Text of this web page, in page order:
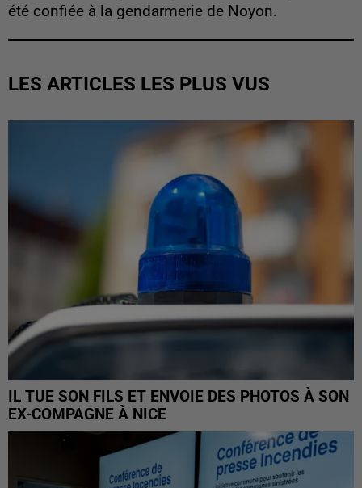
été confiée à la gendarmerie de Noyon.
LES ARTICLES LES PLUS VUS
IL TUE SON FILS ET ENVOIE DES PHOTOS À SON
EX-COMPAGNE À NICE